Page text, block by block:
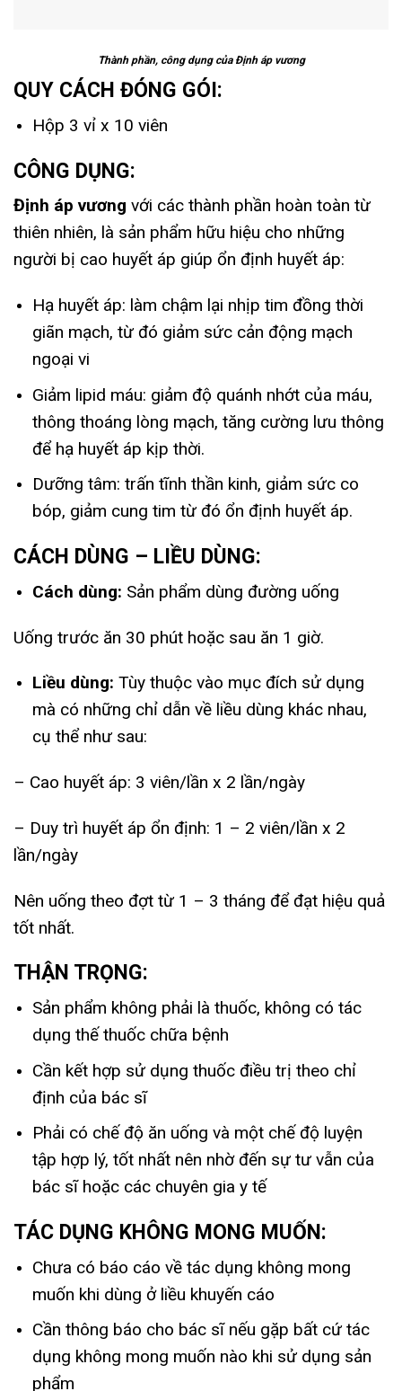
Thành phần, công dụng của Định áp vương
QUY CÁCH ĐÓNG GÓI:
Hộp 3 vỉ x 10 viên
CÔNG DỤNG:
Định áp vương với các thành phần hoàn toàn từ
thiên nhiên, là sản phẩm hữu hiệu cho những
người bị cao huyết áp giúp ổn định huyết áp:
Hạ huyết áp: làm chậm lại nhịp tim đồng thời
giãn mạch, từ đó giảm sức cản động mạch
ngoại vi
Giảm lipid máu: giảm độ quánh nhớt của máu,
thông thoáng lòng mạch, tăng cường lưu thông
để hạ huyết áp kịp thời.
Dưỡng tâm: trấn tĩnh thần kinh, giảm sức co
bóp, giảm cung tim từ đó ổn định huyết áp.
CÁCH DÙNG – LIỀU DÙNG:
Cách dùng: Sản phẩm dùng đường uống
Uống trước ăn 30 phút hoặc sau ăn 1 giờ.
Liều dùng: Tùy thuộc vào mục đích sử dụng
mà có những chỉ dẫn về liều dùng khác nhau,
cụ thể như sau:
– Cao huyết áp: 3 viên/lần x 2 lần/ngày
– Duy trì huyết áp ổn định: 1 – 2 viên/lần x 2
lần/ngày
Nên uống theo đợt từ 1 – 3 tháng để đạt hiệu quả
tốt nhất.
THẬN TRỌNG:
Sản phẩm không phải là thuốc, không có tác
dụng thế thuốc chữa bệnh
Cần kết hợp sử dụng thuốc điều trị theo chỉ
định của bác sĩ
Phải có chế độ ăn uống và một chế độ luyện
tập hợp lý, tốt nhất nên nhờ đến sự tư vẫn của
bác sĩ hoặc các chuyên gia y tế
TÁC DỤNG KHÔNG MONG MUỐN:
Chưa có báo cáo về tác dụng không mong
muốn khi dùng ở liều khuyến cáo
Cần thông báo cho bác sĩ nếu gặp bất cứ tác
dụng không mong muốn nào khi sử dụng sản
phẩm